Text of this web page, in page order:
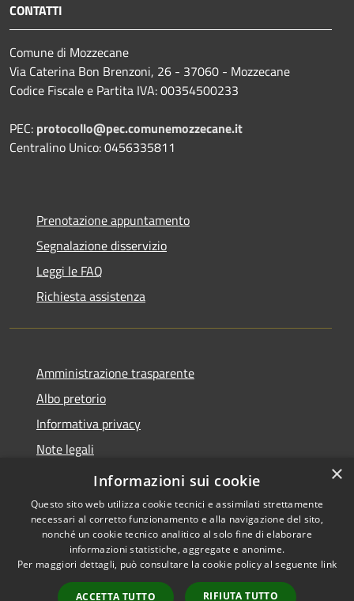
CONTATTI
Comune di Mozzecane
Via Caterina Bon Brenzoni, 26 - 37060 - Mozzecane
Codice Fiscale e Partita IVA: 00354500233
PEC: protocollo@pec.comunemozzecane.it
Centralino Unico: 0456335811
Prenotazione appuntamento
Segnalazione disservizio
Leggi le FAQ
Richiesta assistenza
Amministrazione trasparente
Albo pretorio
Informativa privacy
Note legali
Dichiarazione di accessibilità
Accessibilità
Copyright © 2026 • Comune di
Mozzecane • Powered by
Municipium• Accesso
×
Informazioni sui cookie
Questo sito web utilizza cookie tecnici e assimilati strettamente
necessari al corretto funzionamento e alla navigazione del sito,
nonché un cookie tecnico analitico al solo fine di elaborare
informazioni statistiche, aggregate e anonime.
Per maggiori dettagli, può consultare la cookie policy al seguente link
ACCETTA TUTTO RIFIUTA TUTTO